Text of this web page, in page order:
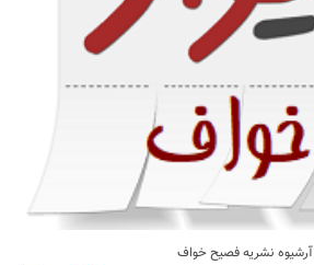
آرشیوه نشریه فصیح خواف